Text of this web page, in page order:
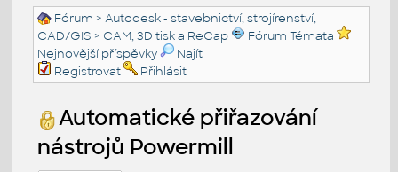
Fórum >Autodesk - stavebnictví, strojírenství,
CAD/GIS > CAM, 3D tisk a ReCap
Fórum Témata
Nejnovější příspěvky
Najít
Registrovat
Přihlásit
Automatické přiřazování
nástrojů Powermill